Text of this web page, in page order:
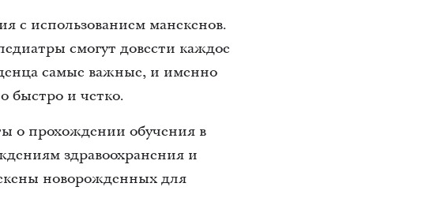
с использованием манекенов.
смогут довести каждое
самые важные, и именно
быстро и четко.
о прохождении обучения в
здравоохранения и
новорожденных для